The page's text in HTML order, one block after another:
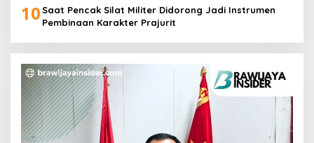
10 Saat Pencak Silat Militer Didorong Jadi Instrumen
Pembinaan Karakter Prajurit